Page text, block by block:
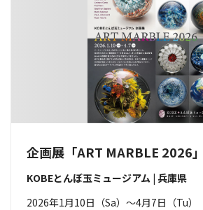
企画展「ART MARBLE 2026」
KOBEとんぼ玉ミュージアム | 兵庫県
2026年1月10日（Sa）〜4月7日（Tu）